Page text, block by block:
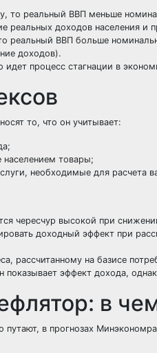
то реальный ВВП меньше
реальных доходов населения и
реальный ВВП больше
доходов).
идет процесс стагнации в
то, что он учитывает:
товары;
необходимые для расчета
чересчур высокой при
доходный эффект при
рассчитанному на базисе
показывает эффект дохода,
в
путают, в прогнозах